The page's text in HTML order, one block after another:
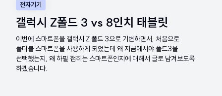
전자기기
갤럭시 Z폴드 3 vs 8인치 태블릿
이번에 스마트폰을 갤럭시 Z 폴드 3으로 기변하면서, 처음으로
폴더블 스마트폰을 사용하게 되었는데 왜 지금에서야 폴드3을
선택했는지, 왜 하필 접히는 스마트폰인지에 대해서 글로 남겨보도록
하겠습니다.